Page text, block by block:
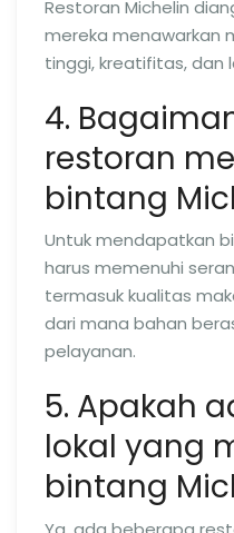
Restoran Michelin
mereka menawarkan
tinggi, kreatifitas, dan
4.
restoran
bintang
Untuk mendapatkan
harus memenuhi
termasuk kualitas
dari mana bahan
pelayanan.
5. Apakah
lokal yang
bintang